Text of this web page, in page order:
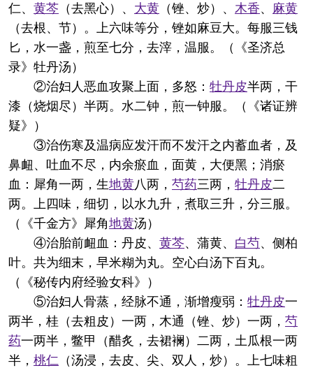
仁、 黄芩 （去黑心）、 大黄 （锉、炒）、 木香、 麻黄
（去根、节）。上六味等分，锉如麻豆大。每服三钱
匕，水一盏，煎至七分，去滓，温服。（《圣济总
录》牡丹汤）
②治妇人恶血攻聚上面，多怒： 牡丹皮半两，干
漆（烧烟尽）半两。水二钟，煎一钟服。（《诸证辨
疑》）
③治伤寒及温病应发汗而不发汗之内蓄血者，及
鼻衄、吐血不尽，内余瘀血，面黄，大便黑；消瘀
血：犀角一两，生地黄八两， 芍药三两， 牡丹皮二
两。上四味，细切，以水九升，煮取三升，分三服。
（《千金方》犀角地黄汤）
④治胎前衄血：丹皮、 黄芩、蒲黄、 白芍、侧柏
叶。共为细末，早米糊为丸。空心白汤下百丸。
（《秘传内府经验女科》）
⑤治妇人骨蒸，经脉不通，渐增瘦弱： 牡丹皮一
两半，桂（去粗皮）一两，木通（锉、炒）一两， 芍
药一两半，鳖甲（醋炙，去裙襕）二两，土瓜根一两
半， 桃仁 （汤浸，去皮、尖、双人，炒）。上七味粗